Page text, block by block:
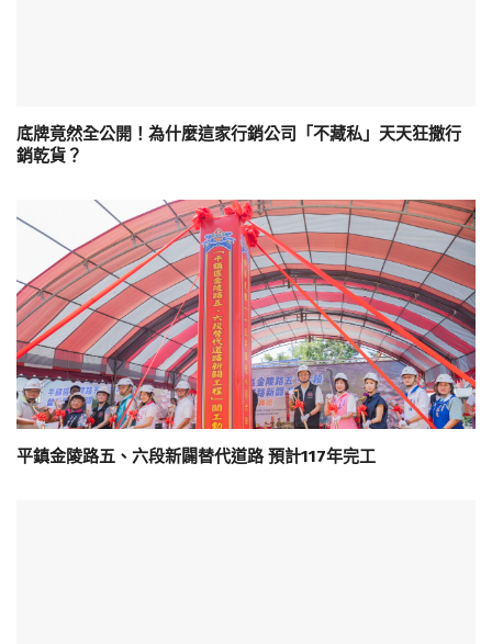
底牌竟然全公開！為什麼這家行銷公司「不藏私」天天狂撒行
銷乾貨？
平鎮金陵路五、六段新闢替代道路 預計117年完工